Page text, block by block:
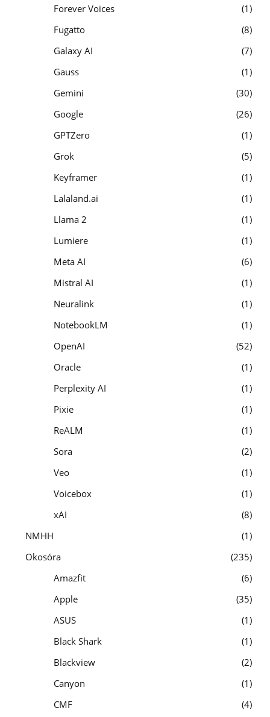
Forever Voices
1
Fugatto
8
Galaxy AI
7
Gauss
1
Gemini
30
Google
26
GPTZero
1
Grok
5
Keyframer
1
Lalaland.ai
1
Llama 2
1
Lumiere
1
Meta AI
6
Mistral AI
1
Neuralink
1
NotebookLM
1
OpenAI
52
Oracle
1
Perplexity AI
1
Pixie
1
ReALM
1
Sora
2
Veo
1
Voicebox
1
xAI
8
NMHH
1
Okosóra
235
Amazfit
6
Apple
35
ASUS
1
Black Shark
1
Blackview
2
Canyon
1
CMF
4